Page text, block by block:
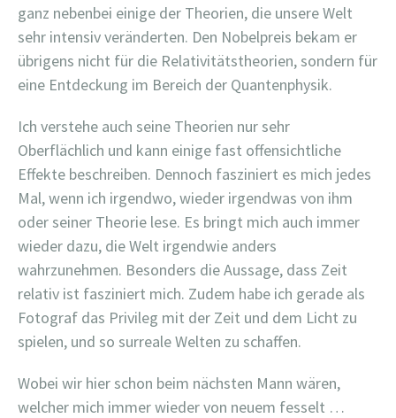
ganz nebenbei einige der Theorien, die unsere Welt
sehr intensiv veränderten. Den Nobelpreis bekam er
übrigens nicht für die Relativitätstheorien, sondern für
eine Entdeckung im Bereich der Quantenphysik.
Ich verstehe auch seine Theorien nur sehr
Oberflächlich und kann einige fast offensichtliche
Effekte beschreiben. Dennoch fasziniert es mich jedes
Mal, wenn ich irgendwo, wieder irgendwas von ihm
oder seiner Theorie lese. Es bringt mich auch immer
wieder dazu, die Welt irgendwie anders
wahrzunehmen. Besonders die Aussage, dass Zeit
relativ ist fasziniert mich. Zudem habe ich gerade als
Fotograf das Privileg mit der Zeit und dem Licht zu
spielen, und so surreale Welten zu schaffen.
Wobei wir hier schon beim nächsten Mann wären,
welcher mich immer wieder von neuem fesselt …